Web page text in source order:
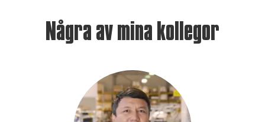
Några av mina kollegor